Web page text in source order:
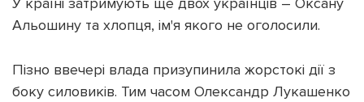
У країні затримують ще двох українців – Оксану
Альошину та хлопця, ім'я якого не оголосили.
Пізно ввечері влада призупинила жорстокі дії з
боку силовиків. Тим часом Олександр Лукашенко